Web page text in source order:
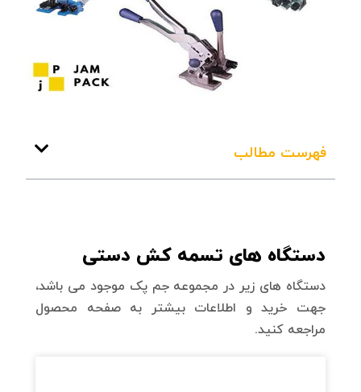
فهرست مطالب
دستگاه های تسمه کش دستی
دستگاه های زیر در مجموعه جم پک موجود می باشد،
جهت خرید و اطلاعات بیشتر به صفحه محصول
مراجعه کنید.